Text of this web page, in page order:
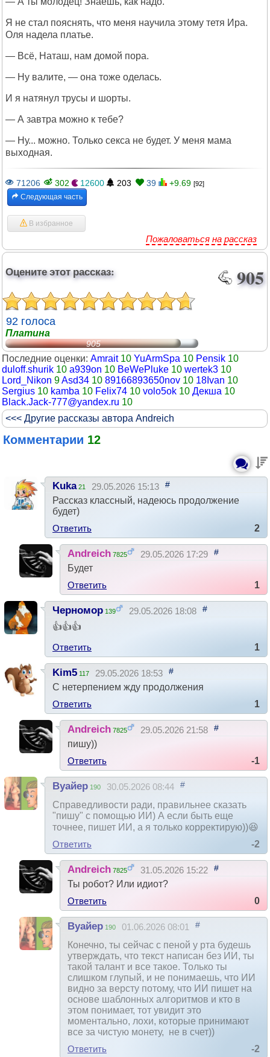
Я не стал пояснять, что меня научила этому тетя Ира.
Оля надела платье.
— Всё, Наташ, нам домой пора.
— Ну валите, — она тоже оделась.
И я натянул трусы и шорты.
— А завтра можно к тебе?
— Ну... можно. Только секса не будет. У меня мама
выходная.
71206 302 12600 203 39 +9.69 [92]
Следующая часть
В избранное
Пожаловаться на рассказ
Оцените этот рассказ: 905
92 голоса
Платина
905
Последние оценки: Amrait 10 YuArmSpa 10 Pensik 10
duloff.shurik 10 a939on 10 BeWePluke 10 wertek3 10
Lord_Nikon 9Asd34 10 89166893650nov 10 18Ivan 10
Sergius 10 kamba 10 Felix74 10 volo5ok 10 Декша 10
Black.Jack-777@yandex.ru 10
<<< Другие рассказы автора Andreich
Комментарии 12
Kuka 21 29.05.2026 15:13 #
Рассказ классный, надеюсь продолжение
будет)
Ответить
2
Andreich 7825 29.05.2026 17:29 #
Будет
Ответить
1
Черномор 139 29.05.2026 18:08 #
👍👍👍
Ответить
1
Kim5 117 29.05.2026 18:53 #
С нетерпением жду продолжения
Ответить
1
Andreich 7825 29.05.2026 21:58 #
пишу))
Ответить
-1
Вуайер 190 30.05.2026 08:44 #
Справедливости ради, правильнее сказать
"пишу" с помощью ИИ) А если быть еще
точнее, пишет ИИ, а я только корректирую))😆
Ответить
-2
Andreich 7825 31.05.2026 15:22 #
Ты робот? Или идиот?
Ответить
0
Вуайер 190 01.06.2026 08:01 #
Конечно, ты сейчас с пеной у рта будешь
утверждать, что текст написан без ИИ, ты
такой талант и все такое. Только ты
слишком глупый, и не понимаешь, что ИИ
видно за версту потому, что ИИ пишет на
основе шаблонных алгоритмов и кто в
этом понимает, тот увидит это
моментально, лохи, которые принимают
все за чистую монету, не в счет))
Ответить
-2